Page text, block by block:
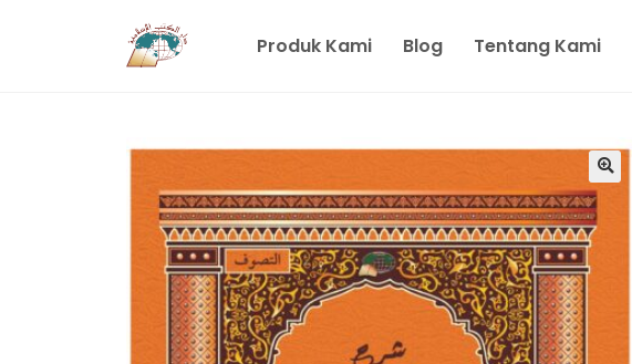
Produk Kami Blog Tentang Kami